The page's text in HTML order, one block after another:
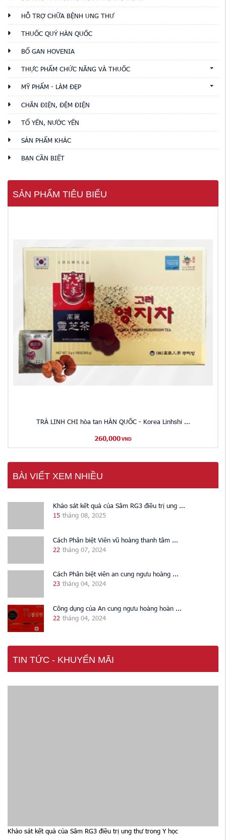
HỖ TRỢ CHỮA BỆNH UNG THƯ
THUỐC QUÝ HÀN QUỐC
BỔ GAN HOVENIA
THỰC PHẨM CHỨC NĂNG VÀ THUỐC
MỸ PHẨM - LÀM ĐẸP
CHĂN ĐIỆN, ĐỆM ĐIỆN
TỔ YẾN, NƯỚC YẾN
SẢN PHẨM KHÁC
BẠN CẦN BIẾT
SẢN PHẨM TIÊU BIỂU
TRÀ LINH CHI hòa tan HÀN QUỐC - Korea Linhshi ...
260,000 VND
BÀI VIẾT XEM NHIỀU
Khảo sát kết quả của Sâm RG3 điều trị ung ...
15 tháng 08, 2025
Cách Phân biệt Viên vũ hoàng thanh tâm ...
22 tháng 07, 2024
Cách Phân biệt viên an cung ngưu hoàng ...
23 tháng 04, 2024
Công dụng của An cung ngưu hoàng hoàn ...
22 tháng 04, 2024
TIN TỨC - KHUYẾN MÃI
Khảo sát kết quả của Sâm RG3 điều trị ung thư trong Y học